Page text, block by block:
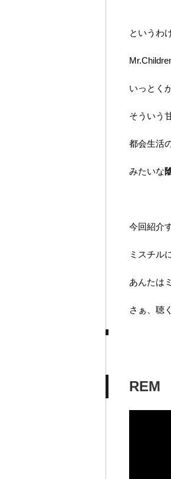
というわ
いっとく
そういう
都会生活
みたいな
今回紹介
ミスチル
あんたは
さぁ、聴
REM